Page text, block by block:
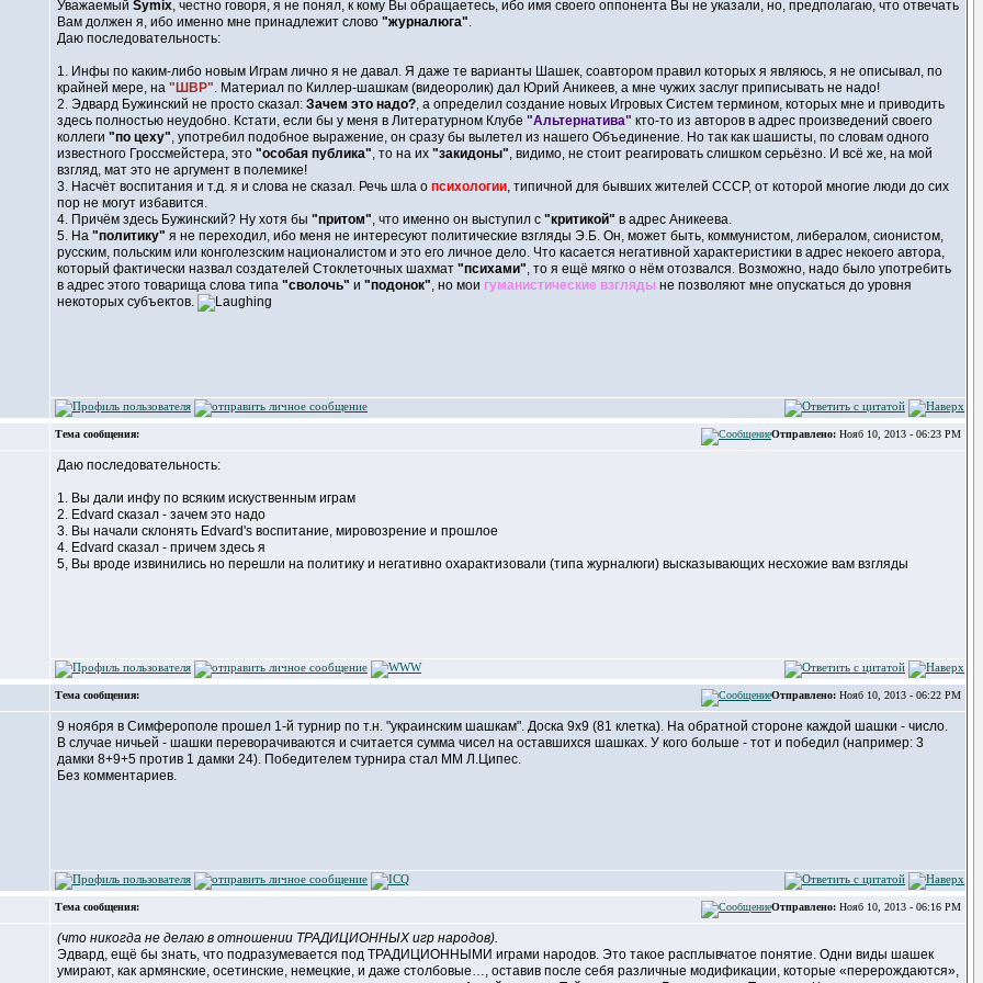
Уважаемый Symix, честно говоря, я не понял, к кому Вы обращаетесь, ибо имя своего оппонента Вы не указали, но, предполагаю, что отвечать
Вам должен я, ибо именно мне принадлежит слово "журналюга".
Даю последовательность:
1. Инфы по каким-либо новым Играм лично я не давал. Я даже те варианты Шашек, соавтором правил которых я являюсь, я не описывал, по
крайней мере, на "ШВР". Материал по Киллер-шашкам (видеоролик) дал Юрий Аникеев, а мне чужих заслуг приписывать не надо!
2. Эдвард Бужинский не просто сказал: Зачем это надо?, а определил создание новых Игровых Систем термином, которых мне и приводить
здесь полностью неудобно. Кстати, если бы у меня в Литературном Клубе "Альтернатива" кто-то из авторов в адрес произведений своего
коллеги "по цеху", употребил подобное выражение, он сразу бы вылетел из нашего Объединение. Но так как шашисты, по словам одного
известного Гроссмейстера, это "особая публика", то на их "закидоны", видимо, не стоит реагировать слишком серьёзно. И всё же, на мой
взгляд, мат это не аргумент в полемике!
3. Насчёт воспитания и т.д. я и слова не сказал. Речь шла о психологии, типичной для бывших жителей СССР, от которой многие люди до сих
пор не могут избавится.
4. Причём здесь Бужинский? Ну хотя бы "притом", что именно он выступил с "критикой" в адрес Аникеева.
5. На "политику" я не переходил, ибо меня не интересуют политические взгляды Э.Б. Он, может быть, коммунистом, либералом, сионистом,
русским, польским или конголезским националистом и это его личное дело. Что касается негативной характеристики в адрес некоего автора,
который фактически назвал создателей Стоклеточных шахмат "психами", то я ещё мягко о нём отозвался. Возможно, надо было употребить
в адрес этого товарища слова типа "сволочь" и "подонок", но мои гуманистические взгляды не позволяют мне опускаться до уровня
некоторых субъектов.
Тема сообщения: Отправлено: Нояб 10, 2013 - 06:23 PM
Даю последовательность:
1. Вы дали инфу по всяким искуственным играм
2. Еdvard сказал - зачем это надо
3. Вы начали склонять Еdvard's воспитание, мировозрение и прошлое
4. Еdvard сказал - причем здесь я
5, Вы вроде извинились но перешли на политику и негативно охарактизовали (типа журналюги) высказывающих несхожие вам взгляды
Тема сообщения: Отправлено: Нояб 10, 2013 - 06:22 PM
9 ноября в Симферополе прошел 1-й турнир по т.н. "украинским шашкам". Доска 9х9 (81 клетка). На обратной стороне каждой шашки - число.
В случае ничьей - шашки переворачиваются и считается сумма чисел на оставшихся шашках. У кого больше - тот и победил (например: 3
дамки 8+9+5 против 1 дамки 24). Победителем турнира стал ММ Л.Ципес.
Без комментариев.
Тема сообщения: Отправлено: Нояб 10, 2013 - 06:16 PM
(что никогда не делаю в отношении ТРАДИЦИОННЫХ игр народов).
Эдвард, ещё бы знать, что подразумевается под ТРАДИЦИОННЫМИ играми народов. Это такое расплывчатое понятие. Одни виды шашек
умирают, как армянские, осетинские, немецкие, и даже столбовые…, оставив после себя различные модификации, которые «перерождаются»,